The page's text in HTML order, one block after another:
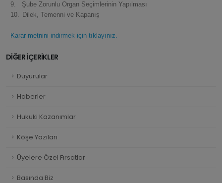
DİĞER İÇERİKLER
Duyurular
Haberler
Hukuki Kazanımlar
Köşe Yazıları
Üyelere Özel Fırsatlar
Basında Biz
9.
Şube Zorunlu Organ Seçimlerinin Yapılması
10. Dilek, Temenni ve Kapanış
Karar metnini indirmek için tıklayınız.